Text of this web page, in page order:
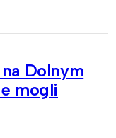
Dolnym
mogli